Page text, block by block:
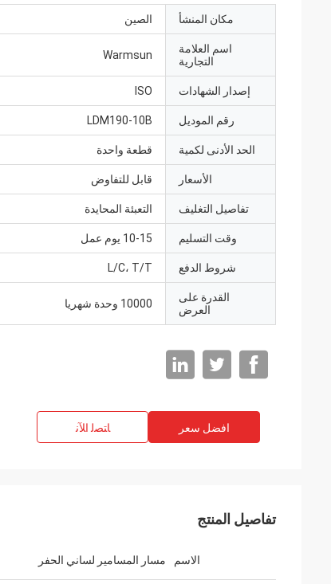
مكان المنشأ الصين
اسم العلامة
التجارية
Warmsun
إصدار الشهادات ISO
رقم الموديل LDM190-10B
الحد الأدنى لكمية قطعة واحدة
الأسعار قابل للتفاوض
تفاصيل التغليف التعبئة المحايدة
وقت التسليم 10-15 يوم عمل
شروط الدفع L/C، T/T
القدرة على
العرض
10000 وحدة شهريا
افضل سعر ﺎﺘﺼﻟ ﺍﻶﻧ
تفاصيل المنتج
الاسم مسار المسامير لساني الحفر